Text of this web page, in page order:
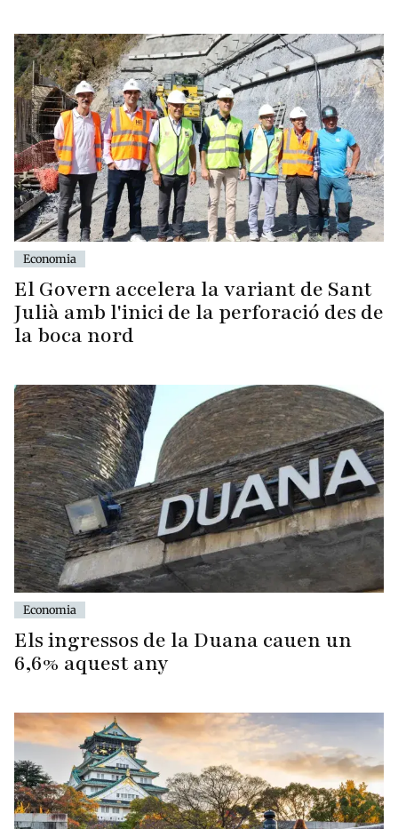
Economia
El Govern accelera la variant de Sant
Julià amb l'inici de la perforació des de
la boca nord
Economia
Els ingressos de la Duana cauen un
6,6% aquest any